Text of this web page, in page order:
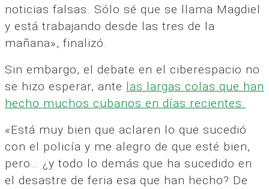
noticias falsas. Sólo sé que se llama Magdiel
y está trabajando desde las tres de la
mañana», finalizó.
Sin embargo, el debate en el ciberespacio no
se hizo esperar, ante las largas colas que han
hecho muchos cubanos en días recientes.
«Está muy bien que aclaren lo que sucedió
con el policía y me alegro de que esté bien,
pero… ¿y todo lo demás que ha sucedido en
el desastre de feria esa que han hecho? De